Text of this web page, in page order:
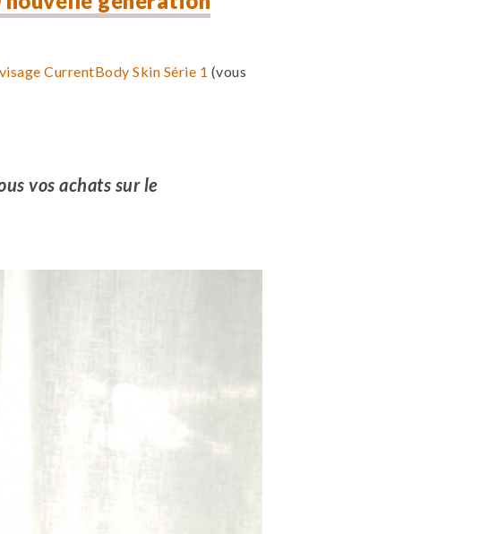
CurrentBody Skin Série 1 (vous
vos achats sur le